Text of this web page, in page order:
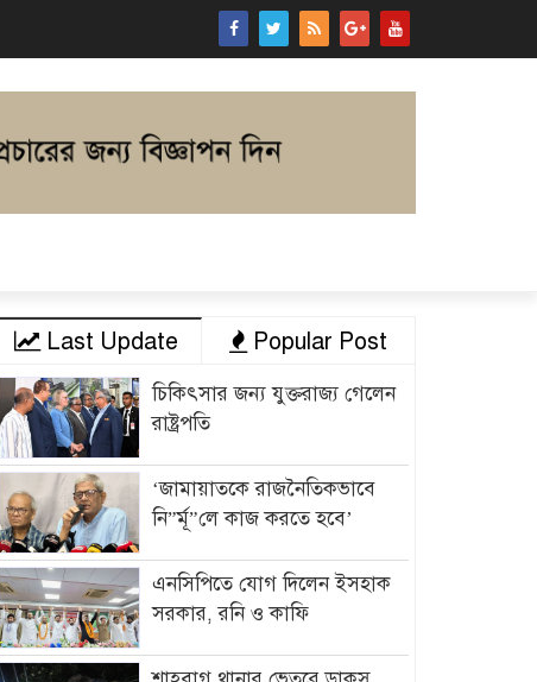
Last Update Popular Post
চিকিৎসার জন্য যুক্তরাজ্য গেলেন
রাষ্ট্রপতি
‘জামায়াতকে রাজনৈতিকভাবে
নি”র্মূ”লে কাজ করতে হবে’
এনসিপিতে যোগ দিলেন ইসহাক
সরকার, রনি ও কাফি